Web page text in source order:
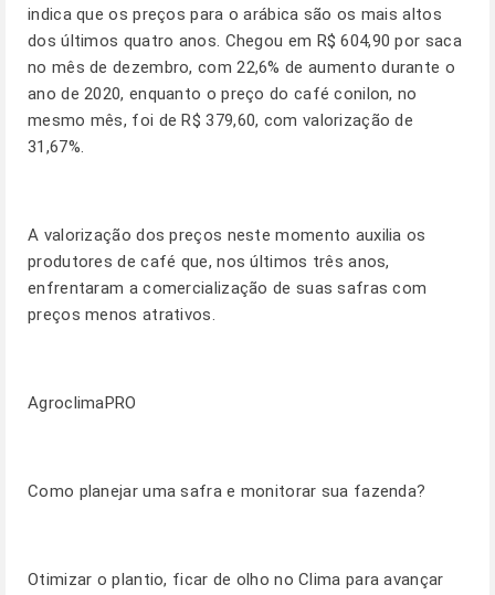
indica que os preços para o arábica são os mais altos
dos últimos quatro anos. Chegou em R$ 604,90 por saca
no mês de dezembro, com 22,6% de aumento durante o
ano de 2020, enquanto o preço do café conilon, no
mesmo mês, foi de R$ 379,60, com valorização de
31,67%.
A valorização dos preços neste momento auxilia os
produtores de café que, nos últimos três anos,
enfrentaram a comercialização de suas safras com
preços menos atrativos.
AgroclimaPRO
Como planejar uma safra e monitorar sua fazenda?
Otimizar o plantio, ficar de olho no Clima para avançar